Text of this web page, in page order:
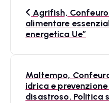
Agrifish,
alimentare
energetica Ue”
Maltempo,
idrica e
disastroso. Politica